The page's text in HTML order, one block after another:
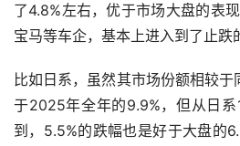
了4.8%左右，优于市场大盘的表
宝马等车企，基本上进入到了止跌
比如日系，虽然其市场份额相较
于2025年全年的9.9%，但从日
到，5.5%的跌幅也是好于大盘的